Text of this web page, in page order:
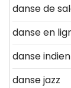
danse de
danse en
danse
danse jazz